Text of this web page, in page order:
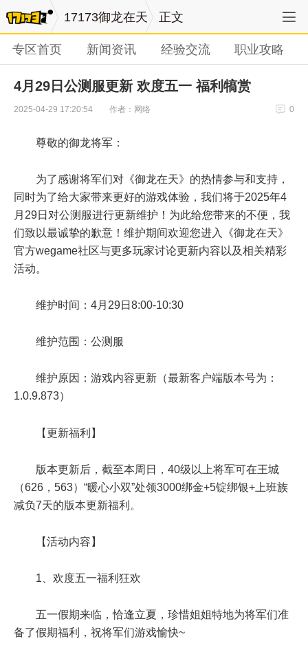
17173御龙在天 正文
专区首页 新闻资讯 经验交流 职业攻略
4月29日公测服更新 欢度五一 福利犒赏
2025-04-29 17:20:54 作者：网络 0
尊敬的御龙将军：
为了感谢将军们对《御龙在天》的热情参与和支持，
同时为了给大家带来更好的游戏体验，我们将于2025年4
月29日对公测服进行更新维护！为此给您带来的不便，我
们致以最诚挚的歉意！维护期间欢迎您进入《御龙在天》
官方wegame社区与更多玩家讨论更新内容以及相关精彩
活动。
维护时间：4月29日8:00-10:30
维护范围：公测服
维护原因：游戏内容更新（最新客户端版本号为：
1.0.9.873）
【更新福利】
版本更新后，截至本周日，40级以上将军可在王城
（626，563）“暖心小双”处领3000绑金+5锭绑银+上班族
减负7天的版本更新福利。
【活动内容】
1、欢度五一福利狂欢
五一假期来临，恰逢立夏，珍惜姐姐特地为将军们准
备了假期福利，祝将军们游戏愉快~